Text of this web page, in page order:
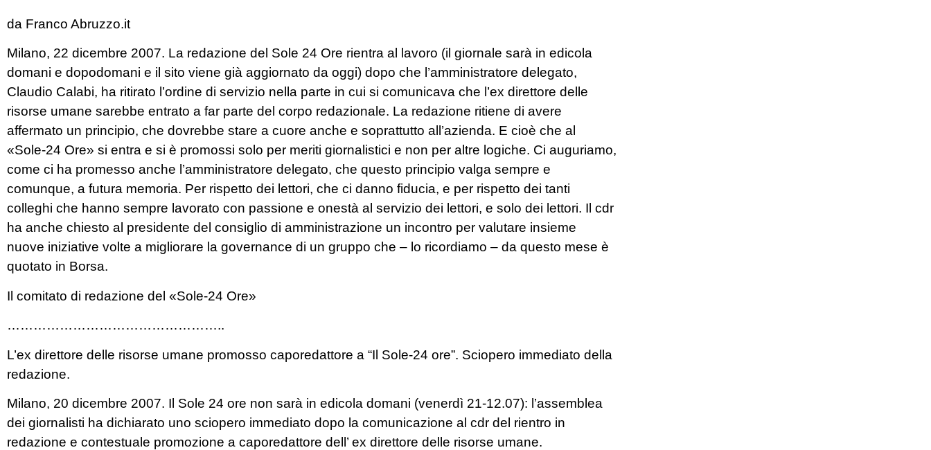
da Franco Abruzzo.it
Milano, 22 dicembre 2007. La redazione del Sole 24 Ore rientra al lavoro (il giornale sarà in edicola
domani e dopodomani e il sito viene già aggiornato da oggi) dopo che l’amministratore delegato,
Claudio Calabi, ha ritirato l’ordine di servizio nella parte in cui si comunicava che l’ex direttore delle
risorse umane sarebbe entrato a far parte del corpo redazionale. La redazione ritiene di avere
affermato un principio, che dovrebbe stare a cuore anche e soprattutto all’azienda. E cioè che al
«Sole-24 Ore» si entra e si è promossi solo per meriti giornalistici e non per altre logiche. Ci auguriamo,
come ci ha promesso anche l’amministratore delegato, che questo principio valga sempre e
comunque, a futura memoria. Per rispetto dei lettori, che ci danno fiducia, e per rispetto dei tanti
colleghi che hanno sempre lavorato con passione e onestà al servizio dei lettori, e solo dei lettori. Il cdr
ha anche chiesto al presidente del consiglio di amministrazione un incontro per valutare insieme
nuove iniziative volte a migliorare la governance di un gruppo che – lo ricordiamo – da questo mese è
quotato in Borsa.
Il comitato di redazione del «Sole-24 Ore»
…………………………………………..
L’ex direttore delle risorse umane promosso caporedattore a “Il Sole-24 ore”. Sciopero immediato della
redazione.
Milano, 20 dicembre 2007. Il Sole 24 ore non sarà in edicola domani (venerdì 21-12.07): l’assemblea
dei giornalisti ha dichiarato uno sciopero immediato dopo la comunicazione al cdr del rientro in
redazione e contestuale promozione a caporedattore dell’ ex direttore delle risorse umane.